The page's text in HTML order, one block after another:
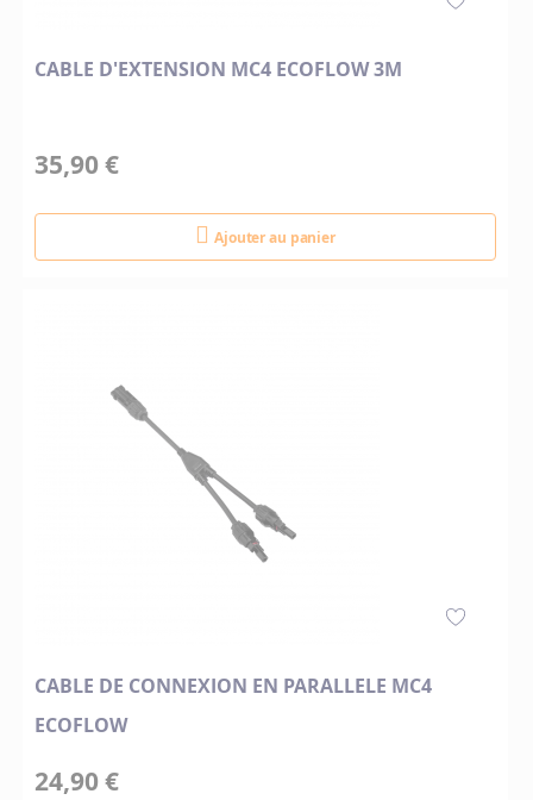
CABLE D'EXTENSION MC4 ECOFLOW 3M
35,90 €
Ajouter au panier
CABLE DE CONNEXION EN PARALLELE MC4
ECOFLOW
24,90 €